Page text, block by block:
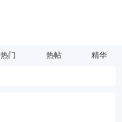
热门 热帖 精华